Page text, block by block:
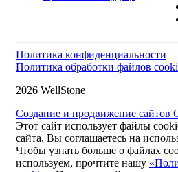
Политика конфиденциальности
Политика обработки файлов
2026 WellStone
Создание и продвижение сайтов
Этот сайт использует файлы
сайта, Вы соглашаетесь на
Чтобы узнать больше о файлах
используем, прочтите нашу